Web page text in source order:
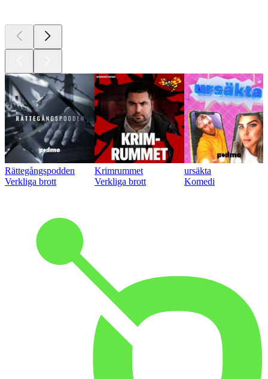
Rättegångspodden
Verkliga brott
Krimrummet
Verkliga brott
ursäkta
Komedi